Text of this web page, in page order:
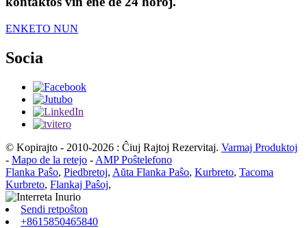
ENKETO NUN
Socia
© Kopirajto - 2010-2026 : Ĉiuj Rajtoj Rezervitaj. Varmaj Produktoj
- Mapo de la retejo - AMP Poŝtelefono
Flanka Paŝo, Piedbretoj, Aŭta Flanka Paŝo, Kurbreto, Tacoma
Kurbreto, Flankaj Paŝoj,
Sendi retpoŝton
+8615850465840